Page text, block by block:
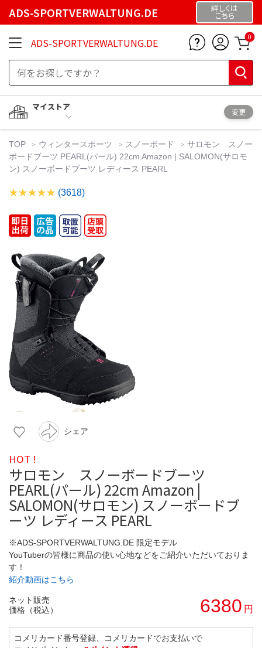
ADS-SPORTVERWALTUNG.DE 詳しくは
こちら
ADS-SPORTVERWALTUNG.DE 0
マイストア
変更
TOP ウィンタースポーツ スノーボード
サロモン スノー
ボードブーツ PEARL(パール) 22cm Amazon | SALOMON(サロモ
ン) スノーボードブーツ レディース PEARL
(3618)
シェア
HOT !
サロモン スノーボードブーツ
PEARL(パール) 22cm Amazon |
SALOMON(サロモン) スノーボードブ
ーツ レディース PEARL
※ADS-SPORTVERWALTUNG.DE 限定モデル
YouTuberの皆様に商品の使い心地などをご紹介いただいておりま
す！
紹介動画はこちら
ネット販売
価格（税込）
6380 円
コメリカード番号登録、コメリカードでお支払いで